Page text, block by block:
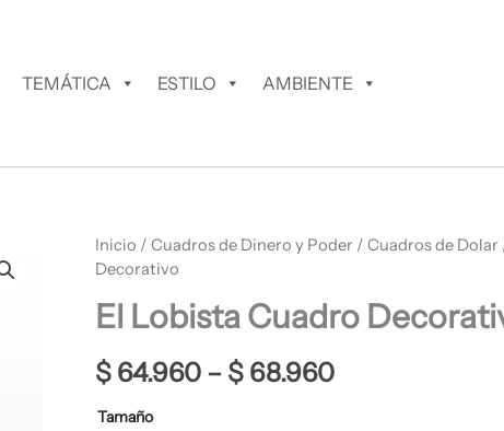
TEMÁTICA ESTILO AMBIENTE
Inicio / Cuadros de Dinero y Poder / Cuadros de Dolar
Decorativo
El Lobista Cuadro
$ 64.960 – $ 68.960
Rango
precios:
desde
Tamaño
El
Lobista
Decorativo
cantidad